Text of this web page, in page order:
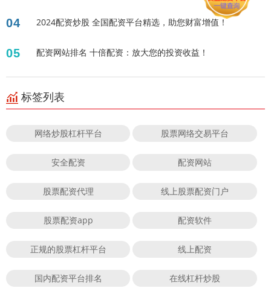
04 2024配资炒股 全国配资平台精选，助您财富增值！
05 配资网站排名 十倍配资：放大您的投资收益！
标签列表
网络炒股杠杆平台 股票网络交易平台
安全配资 配资网站
股票配资代理 线上股票配资门户
股票配资app 配资软件
正规的股票杠杆平台 线上配资
国内配资平台排名 在线杠杆炒股